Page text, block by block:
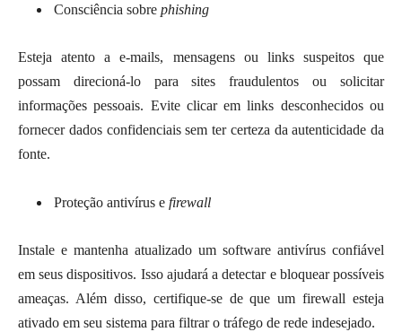
Consciência sobre phishing
Esteja atento a e-mails, mensagens ou links suspeitos que
possam direcioná-lo para sites fraudulentos ou solicitar
informações pessoais. Evite clicar em links desconhecidos ou
fornecer dados confidenciais sem ter certeza da autenticidade da
fonte.
Proteção antivírus e firewall
Instale e mantenha atualizado um software antivírus confiável
em seus dispositivos. Isso ajudará a detectar e bloquear possíveis
ameaças. Além disso, certifique-se de que um firewall esteja
ativado em seu sistema para filtrar o tráfego de rede indesejado.